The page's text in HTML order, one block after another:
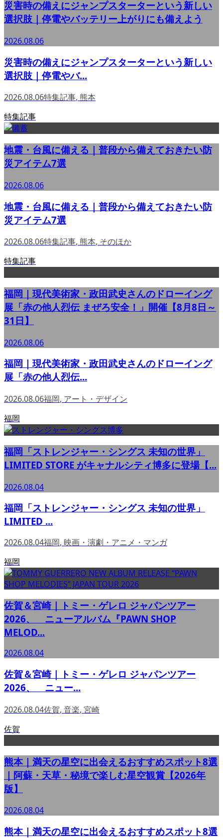
災害時の備えにジャンプスターターという新しい
選択肢｜停電やバッテリー上がりにも備えよう
2026.08.06
災害時の備えにジャンプスターターという新しい
選択肢｜停電やバ...
2026.08.06特集記事, 熊本
特集記事
地震・台風に備える｜普段から備えておきたい防
災アイテム7選
2026.08.06
地震・台風に備える｜普段から備えておきたい防
災アイテム7選
2026.08.06特集記事, 熊本, そのほか
特集記事
福岡｜現代美術家・政田武史さんのドローイング
展「赤の他人烈伝 まぜろ安全！」開催【8月8日～
31日】
2026.08.06
福岡｜現代美術家・政田武史さんのドローイング
展「赤の他人烈伝...
2026.08.06福岡, アート・デザイン
福岡
福岡「ストレンジャー・シングス 未知の世界」
LIMITED STORE がキャナルシティ博多に登場【...
2026.08.04
福岡「ストレンジャー・シングス 未知の世界」
LIMITED ...
2026.08.04福岡, 映画・演劇・アニメ・マンガ
福岡
佐賀＆宮崎｜トミー・ゲレロ ジャパンツアー
2026、 ニューアルバム『PAWN SHOP
MELOD...
2026.08.04
佐賀＆宮崎｜トミー・ゲレロ ジャパンツアー
2026、 ニュー...
2026.08.04佐賀, 音楽, 宮崎
佐賀
熊本｜満天の星空に出会えるおすすめスポット8選
｜阿蘇・天草・秘境で楽しむ星空観賞【2026年
版】
2026.08.04
熊本｜満天の星空に出会えるおすすめスポット8選